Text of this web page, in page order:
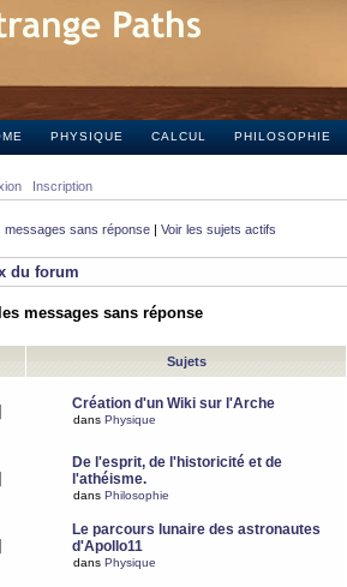
PHYSIQUE CALCUL PHILOSOPHIE
Inscription
messages sans réponse | Voir les sujets actifs
du forum
messages sans réponse
Sujets
Création d'un Wiki sur l'Arche
dans Physique
De l'esprit, de l'historicité et de
l'athéisme.
dans Philosophie
Le parcours lunaire des astronautes
d'Apollo11
dans Physique